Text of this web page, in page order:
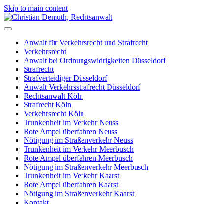
Skip to main content
Anwalt für Verkehrsrecht und Strafrecht
Verkehrsrecht
Anwalt bei Ordnungswidrigkeiten Düsseldorf
Strafrecht
Strafverteidiger Düsseldorf
Anwalt Verkehrsstrafrecht Düsseldorf
Rechtsanwalt Köln
Strafrecht Köln
Verkehrsrecht Köln
Trunkenheit im Verkehr Neuss
Rote Ampel überfahren Neuss
Nötigung im Straßenverkehr Neuss
Trunkenheit im Verkehr Meerbusch
Rote Ampel überfahren Meerbusch
Nötigung im Straßenverkehr Meerbusch
Trunkenheit im Verkehr Kaarst
Rote Ampel überfahren Kaarst
Nötigung im Straßenverkehr Kaarst
Kontakt